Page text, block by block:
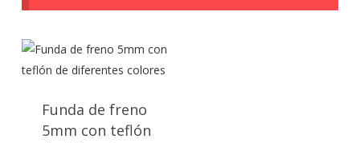
Funda de freno
5mm con teflón